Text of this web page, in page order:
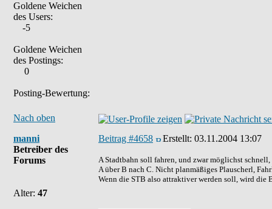
Goldene Weichen
des Users:
-5
Goldene Weichen
des Postings:
0
Posting-Bewertung:
Nach oben
manni
Betreiber des
Forums
Alter: 47
Beitrag #4658 Erstellt: 03.11.2004 13:07
A Stadtbahn soll fahren, und zwar möglichst
A über B nach C. Nicht planmäßiges Plauscherl,
Wenn die STB also attraktiver werden soll, wird die